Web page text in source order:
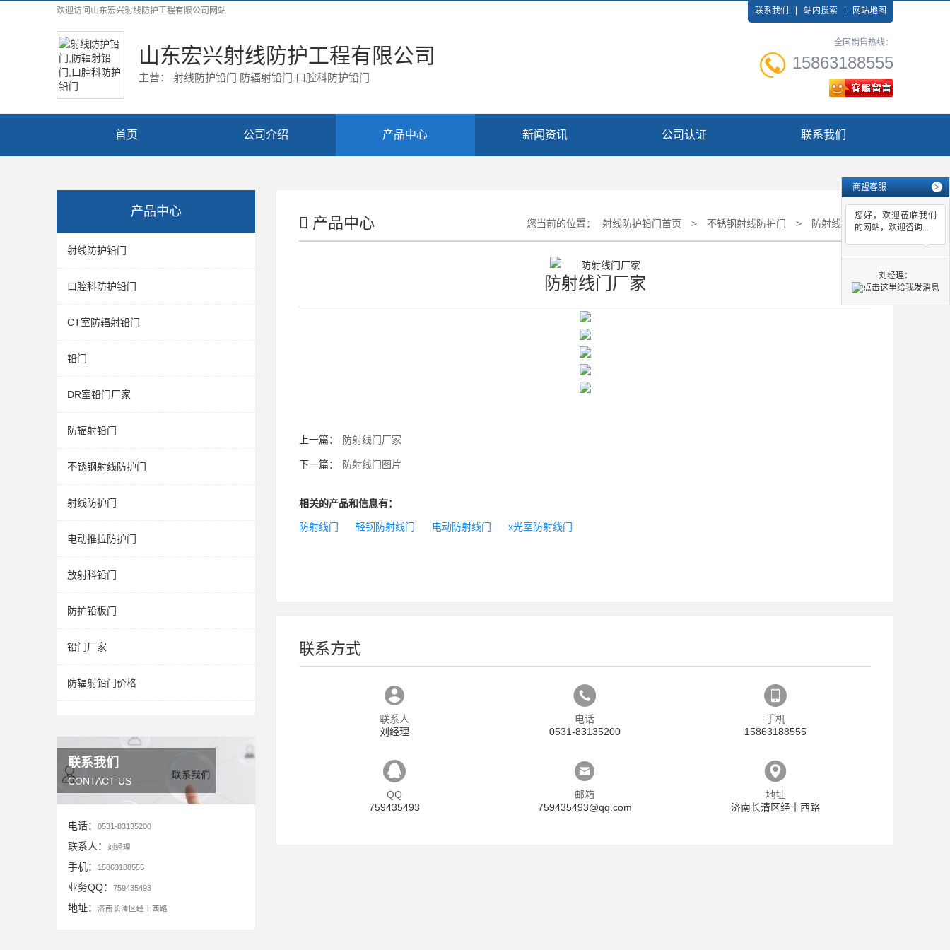
欢迎访问 山东宏兴射线防护工程有限公司 网站 联系我们 站内搜索 网站地图
山东宏兴射线防护工程有限公司
主营： 射线防护铅门 防辐射铅门 口腔科防护铅门
全国销售热线：
15863188555
首页 公司介绍 产品中心 新闻资讯 公司认证 联系我们
产品中心
射线防护铅门
口腔科防护铅门
CT室防辐射铅门
铅门
DR室铅门厂家
防辐射铅门
不锈钢射线防护门
射线防护门
电动推拉防护门
放射科铅门
防护铅板门
铅门厂家
防辐射铅门价格
联系我们
CONTACT US
电话： 0531-83135200
联系人： 刘经理
手机： 15863188555
业务QQ： 759435493
地址： 济南长清区经十西路
产品中心 您当前的位置： 射线防护铅门首页 > 不锈钢射线防护门 > 防射线门厂家
防射线门厂家
上一篇： 防射线门厂家
下一篇： 防射线门图片
相关的产品和信息有：
防射线门 轻钢防射线门 电动防射线门 x光室防射线门
联系方式
联系人
刘经理
电话
0531-83135200
手机
15863188555
QQ
759435493
邮箱
759435493@qq.com
地址
济南长清区经十西路
商盟客服 >
您好，欢迎莅临我们
的网站，欢迎咨询...
刘经理：